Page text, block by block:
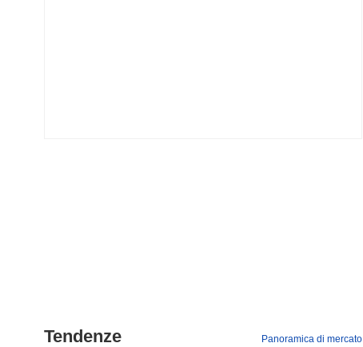
Tendenze Panoramica di mercato